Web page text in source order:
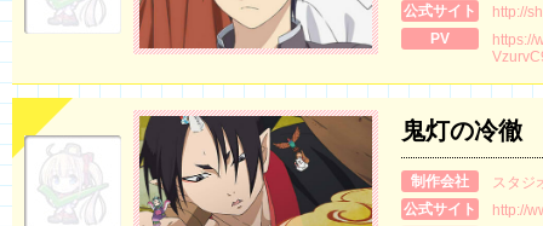
公式サイト
http://
PV
https://
鬼灯の冷徹
制作会社
スタジ
公式サイト
http://